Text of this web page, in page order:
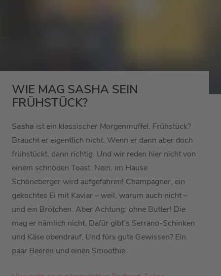
WIE MAG SASHA SEIN
FRÜHSTÜCK?
Sasha ist ein klassischer Morgenmuffel. Frühstück?
Braucht er eigentlich nicht. Wenn er dann aber doch
frühstückt, dann richtig. Und wir reden hier nicht von
einem schnöden Toast. Nein, im Hause
Schöneberger wird aufgefahren! Champagner, ein
gekochtes Ei mit Kaviar – weil, warum auch nicht –
und ein Brötchen. Aber Achtung: ohne Butter! Die
mag er nämlich nicht. Dafür gibt’s Serrano-Schinken
und Käse obendrauf. Und fürs gute Gewissen? Ein
paar Beeren und einen Smoothie.